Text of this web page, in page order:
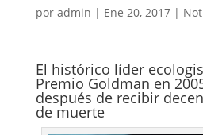
por admin | Ene 20, 2017|
El histórico líder
Premio Goldman en
después de recibir
de muerte